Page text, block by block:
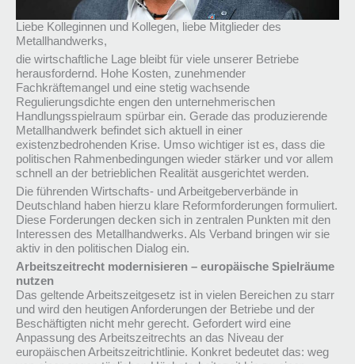
Liebe Kolleginnen und Kollegen, liebe Mitglieder des
Metallhandwerks,
die wirtschaftliche Lage bleibt für viele unserer Betriebe
herausfordernd. Hohe Kosten, zunehmender
Fachkräftemangel und eine stetig wachsende
Regulierungsdichte engen den unternehmerischen
Handlungsspielraum spürbar ein. Gerade das produzierende
Metallhandwerk befindet sich aktuell in einer
existenzbedrohenden Krise. Umso wichtiger ist es, dass die
politischen Rahmenbedingungen wieder stärker und vor allem
schnell an der betrieblichen Realität ausgerichtet werden.
Die führenden Wirtschafts- und Arbeitgeberverbände in
Deutschland haben hierzu klare Reformforderungen formuliert.
Diese Forderungen decken sich in zentralen Punkten mit den
Interessen des Metallhandwerks. Als Verband bringen wir sie
aktiv in den politischen Dialog ein.
Arbeitszeitrecht modernisieren – europäische Spielräume
nutzen
Das geltende Arbeitszeitgesetz ist in vielen Bereichen zu starr
und wird den heutigen Anforderungen der Betriebe und der
Beschäftigten nicht mehr gerecht. Gefordert wird eine
Anpassung des Arbeitszeitrechts an das Niveau der
europäischen Arbeitszeitrichtlinie. Konkret bedeutet das: weg